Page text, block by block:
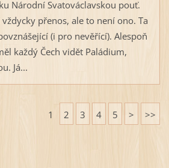
Národní Svatováclavskou pouť.
vždycky přenos, ale to není ono. Ta
(i pro nevěřící). Alespoň
každý Čech vidět Paládium,
Já...
1 2 3 4 5 > >>